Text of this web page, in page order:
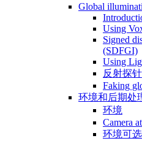
Global
Using
Signed
(SDFGI)
Using
反射探针
Faking
环境和后期处
环境
Camera
环境可